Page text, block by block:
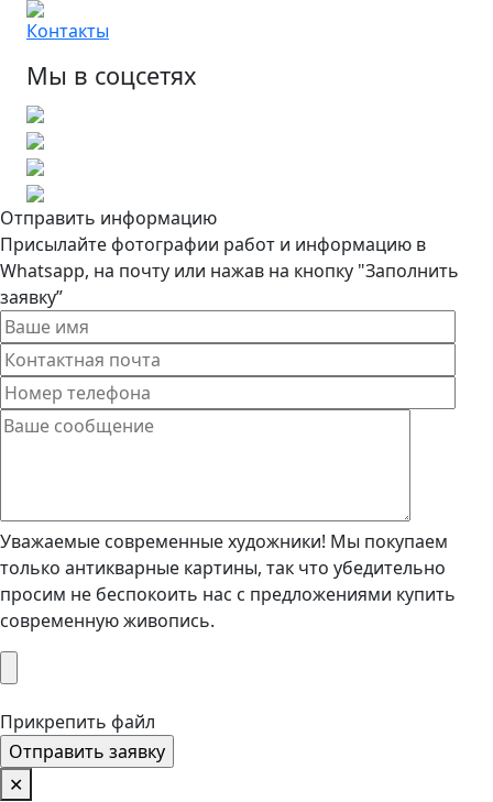
Контакты
Мы в соцсетях
Отправить информацию
Присылайте фотографии работ и информацию в
Whatsapp, на почту или нажав на кнопку "Заполнить
заявку”
Уважаемые современные художники! Мы покупаем
только антикварные картины, так что убедительно
просим не беспокоить нас с предложениями купить
современную живопись.
Прикрепить файл
✕